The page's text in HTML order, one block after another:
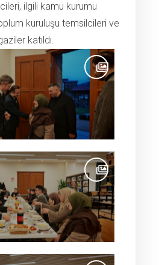
ilgili kamu kurumu
kuruluşu temsilcileri ve
katıldı.